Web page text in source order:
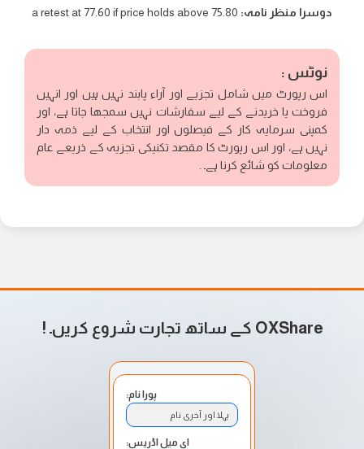
دوسرا منظر نامہ: a retest at 77.60 if price holds above 75.80
نوٹس :
اس رپورٹ میں شامل تجزیے اور آراء پابند نہیں ہیں اور انہیں
فروخت یا خریدنے کے لیے سفارشات نہیں سمجھا جاتا ہے، اور
کمپنی سرمایہ کار کے فیصلوں اور انتخاب کے لیے ذمہ دار
نہیں ہے، اور اس رپورٹ کا مقصد تکنیکی تجزیہ کے ذریعے عام
معلومات کو شائع کرنا ہے۔ .
OXShare کے ساتھ تجارت شروع کریں۔ !
پورا نام:
پہلا اور آخری نام
ای میل اڈریس: